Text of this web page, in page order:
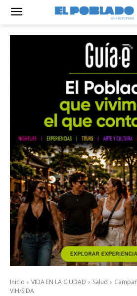
Inicio VIDA EN LA CIUDAD Salud
VIH/SIDA